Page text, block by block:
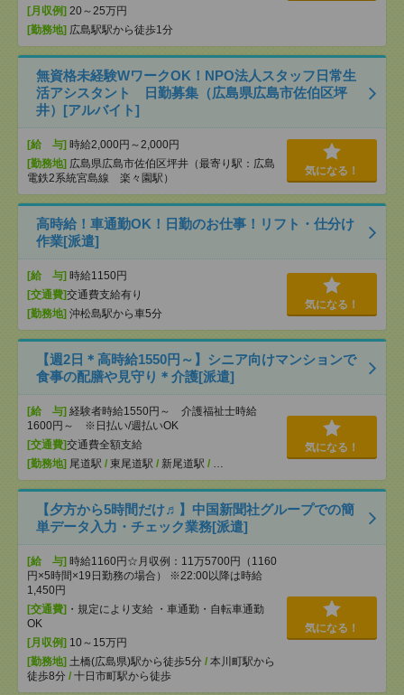
[月収例] 20～25万円
[勤務地] 広島駅駅から徒歩1分
無資格未経験WワークOK！NPO法人スタッフ日常生
活アシスタント 日勤募集（広島県広島市佐伯区坪
井）[アルバイト]
[給 与] 時給2,000円～2,000円
[勤務地] 広島県広島市佐伯区坪井（最寄り駅：広島
電鉄2系統宮島線 楽々園駅）
気になる！
高時給！車通勤OK！日勤のお仕事！リフト・仕分け
作業[派遣]
[給 与] 時給1150円
[交通費]交通費支給有り
[勤務地] 沖松島駅から車5分
気になる！
【週2日＊高時給1550円～】シニア向けマンションで
食事の配膳や見守り＊介護[派遣]
[給 与] 経験者時給1550円～ 介護福祉士時給
1600円～ ※日払い/週払いOK
[交通費]交通費全額支給
[勤務地] 尾道駅 / 東尾道駅 / 新尾道駅 / …
気になる！
【夕方から5時間だけ♬】中国新聞社グループでの簡
単データ入力・チェック業務[派遣]
[給 与] 時給1160円☆月収例：11万5700円（1160
円×5時間×19日勤務の場合） ※22:00以降は時給
1,450円
[交通費] ・規定により支給 ・車通勤・自転車通勤
OK
[月収例] 10～15万円
[勤務地] 土橋(広島県)駅から徒歩5分 / 本川町駅から
徒歩8分 / 十日市町駅から徒歩
気になる！